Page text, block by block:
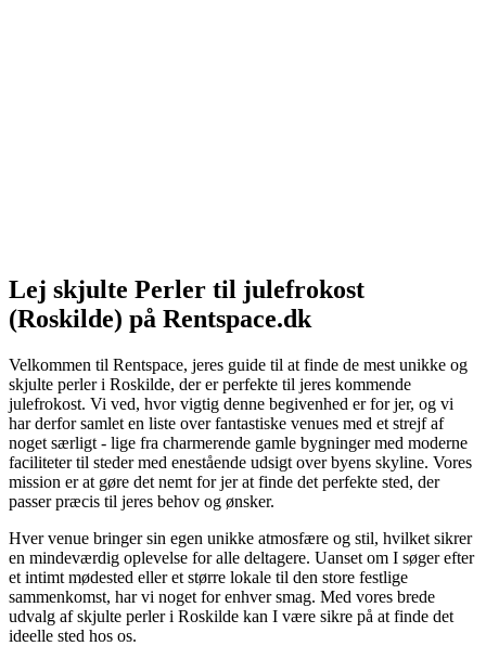
Lej skjulte Perler til julefrokost
(Roskilde) på Rentspace.dk
Velkommen til Rentspace, jeres guide til at finde de mest unikke og
skjulte perler i Roskilde, der er perfekte til jeres kommende
julefrokost. Vi ved, hvor vigtig denne begivenhed er for jer, og vi
har derfor samlet en liste over fantastiske venues med et strejf af
noget særligt - lige fra charmerende gamle bygninger med moderne
faciliteter til steder med enestående udsigt over byens skyline. Vores
mission er at gøre det nemt for jer at finde det perfekte sted, der
passer præcis til jeres behov og ønsker.
Hver venue bringer sin egen unikke atmosfære og stil, hvilket sikrer
en mindeværdig oplevelse for alle deltagere. Uanset om I søger efter
et intimt mødested eller et større lokale til den store festlige
sammenkomst, har vi noget for enhver smag. Med vores brede
udvalg af skjulte perler i Roskilde kan I være sikre på at finde det
ideelle sted hos os.